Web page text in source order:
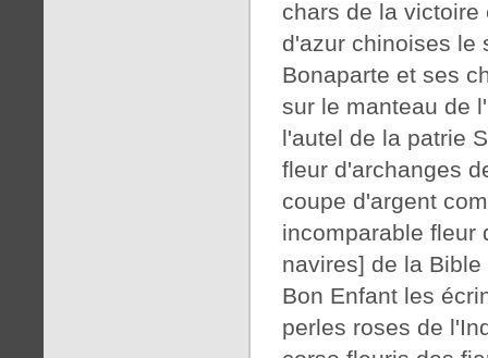
chars de la
d'azur chinoises le
Bonaparte et ses
sur le manteau de
l'autel de la patrie
fleur d'archanges
coupe d'argent
incomparable fleur
navires] de la
Bon Enfant les
perles roses de